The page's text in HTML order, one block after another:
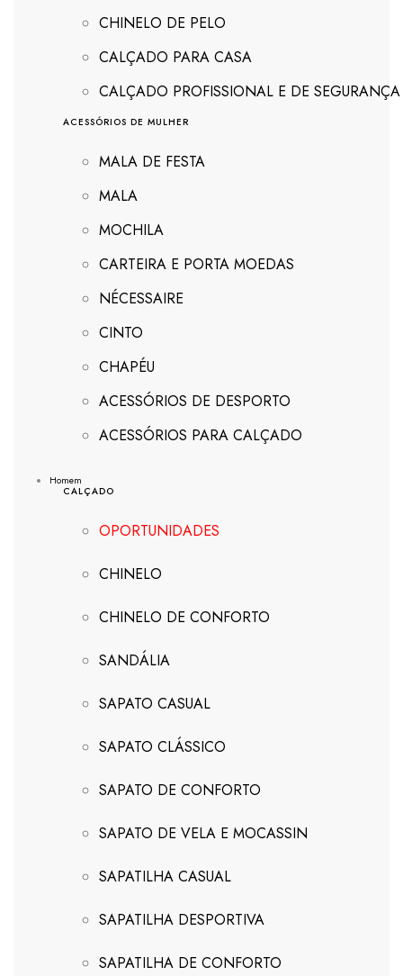
CHINELO DE PELO
CALÇADO PARA CASA
CALÇADO PROFISSIONAL E DE SEGURANÇA
ACESSÓRIOS DE MULHER
MALA DE FESTA
MALA
MOCHILA
CARTEIRA E PORTA MOEDAS
NÉCESSAIRE
CINTO
CHAPÉU
ACESSÓRIOS DE DESPORTO
ACESSÓRIOS PARA CALÇADO
Homem
CALÇADO
OPORTUNIDADES
CHINELO
CHINELO DE CONFORTO
SANDÁLIA
SAPATO CASUAL
SAPATO CLÁSSICO
SAPATO DE CONFORTO
SAPATO DE VELA E MOCASSIN
SAPATILHA CASUAL
SAPATILHA DESPORTIVA
SAPATILHA DE CONFORTO